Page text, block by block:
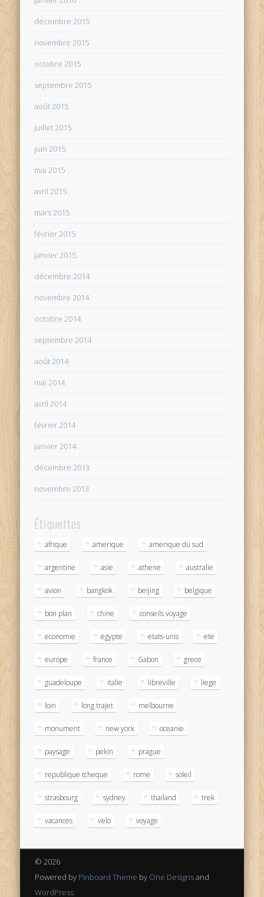
décembre 2015
novembre 2015
octobre 2015
septembre 2015
août 2015
juillet 2015
juin 2015
mai 2015
avril 2015
mars 2015
février 2015
janvier 2015
décembre 2014
novembre 2014
octobre 2014
septembre 2014
août 2014
mai 2014
avril 2014
février 2014
janvier 2014
décembre 2013
novembre 2013
Étiquettes
afrique amerique amerique du sud
argentine asie athene australie
avion bangkok beijing belgique
bon plan chine conseils voyage
economie egypte etats-unis ete
europe france Gabon grece
guadeloupe italie libreville liege
loin long trajet melbourne
monument new york oceanie
paysage pekin prague
republique tcheque rome soleil
strasbourg sydney thailand trek
vacances velo voyage
© 2026
Powered by Pinboard Theme by One Designsand
WordPress